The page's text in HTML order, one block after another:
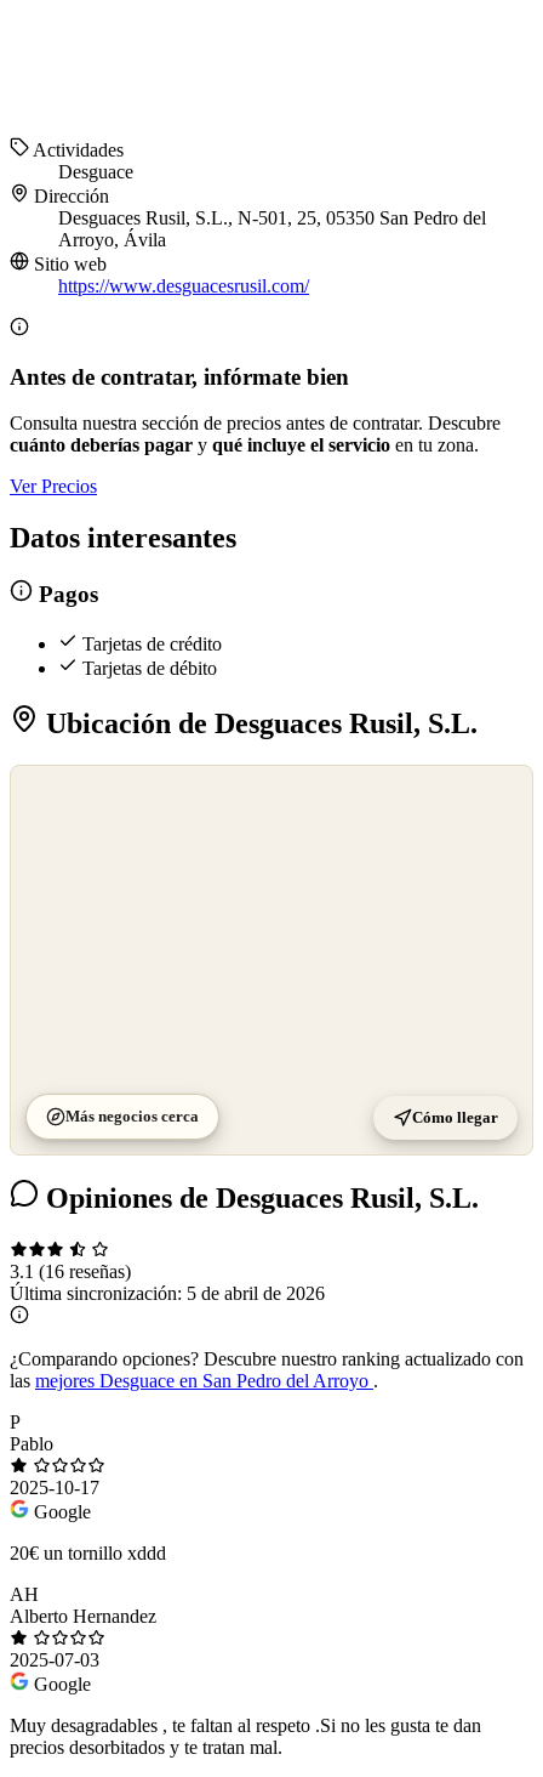
Actividades
Desguace
Dirección
Desguaces Rusil, S.L., N-501, 25, 05350 San Pedro del
Arroyo, Ávila
Sitio web
https://www.desguacesrusil.com/
Antes de contratar, infórmate bien
Consulta nuestra sección de precios antes de contratar. Descubre
cuánto deberías pagar y qué incluye el servicio en tu zona.
Ver Precios
Datos interesantes
Pagos
Tarjetas de crédito
Tarjetas de débito
Ubicación de Desguaces Rusil, S.L.
Más negocios cerca Cómo llegar
Opiniones de Desguaces Rusil, S.L.
3.1 (16 reseñas)
Última sincronización: 5 de abril de 2026
¿Comparando opciones? Descubre nuestro ranking actualizado con
las mejores Desguace en San Pedro del Arroyo .
P
Pablo
2025-10-17
Google
20€ un tornillo xddd
AH
Alberto Hernandez
2025-07-03
Google
Muy desagradables , te faltan al respeto .Si no les gusta te dan
precios desorbitados y te tratan mal.